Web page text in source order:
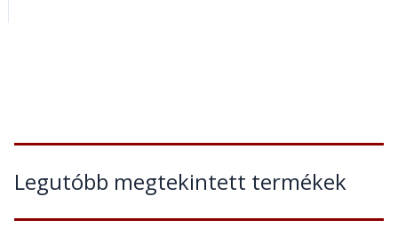
Legutóbb megtekintett termékek